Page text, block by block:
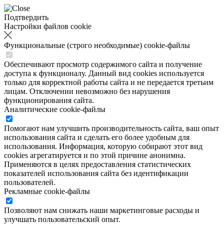
Подтвердить
Настройки файлов cookie
Функциональные (строго необходимые) cookie-файлы
Обеспечивают просмотр содержимого сайта и получение
доступа к функционалу. Данный вид cookies используется
только для корректной работы сайта и не передается третьим
лицам. Отключении невозможно без нарушения
функционирования сайта.
Аналитические cookie-файлы
Помогают нам улучшить производительность сайта, ваш опыт
использования сайта и сделать его более удобным для
использования. Информация, которую собирают этот вид
cookies агрегатируется и по этой причине анонимна.
Применяются в целях предоставления статистических
показателей использования сайта без идентификации
пользователей.
Рекламные cookie-файлы
Позволяют нам снижать наши маркетинговые расходы и
улучшать пользовательский опыт.